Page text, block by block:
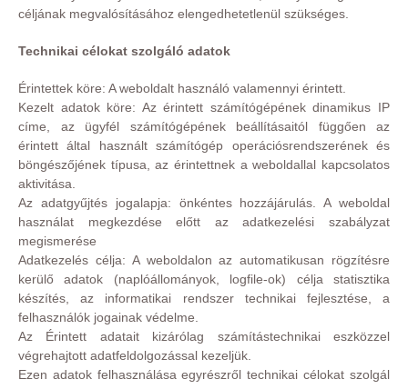
céljának megvalósításához elengedhetetlenül szükséges.
Technikai célokat szolgáló adatok
Érintettek köre: A weboldalt használó valamennyi érintett.
Kezelt adatok köre: Az érintett számítógépének dinamikus IP
címe, az ügyfél számítógépének beállításaitól függően az
érintett által használt számítógép operációsrendszerének és
böngészőjének típusa, az érintettnek a weboldallal kapcsolatos
aktivitása.
Az adatgyűjtés jogalapja: önkéntes hozzájárulás. A weboldal
használat megkezdése előtt az adatkezelési szabályzat
megismerése
Adatkezelés célja: A weboldalon az automatikusan rögzítésre
kerülő adatok (naplóállományok, logfile-ok) célja statisztika
készítés, az informatikai rendszer technikai fejlesztése, a
felhasználók jogainak védelme.
Az Érintett adatait kizárólag számítástechnikai eszközzel
végrehajtott adatfeldolgozással kezeljük.
Ezen adatok felhasználása egyrészről technikai célokat szolgál